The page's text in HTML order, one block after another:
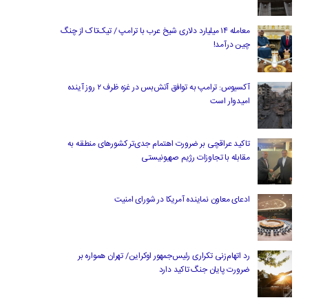
معامله ۱۴ میلیارد دلاری شیخ عرب با ترامپ / تیک‌تاک از چنگ
چین درآمد!
آکسیوس: ترامپ به توافق آتش‌بس در غزه ظرف ۲ روز آینده
امیدوار است
تاکید عراقچی بر ضرورت اهتمام جدی‌تر کشورهای منطقه به
مقابله با تجاوزات رژیم صهیونیستی
ادعای معاون نماینده آمریکا در شورای امنیت
رد اتهام‌زنی تکراری رئیس‌جمهور اوکراین/ تهران همواره بر
ضرورت پایان جنگ تاکید دارد